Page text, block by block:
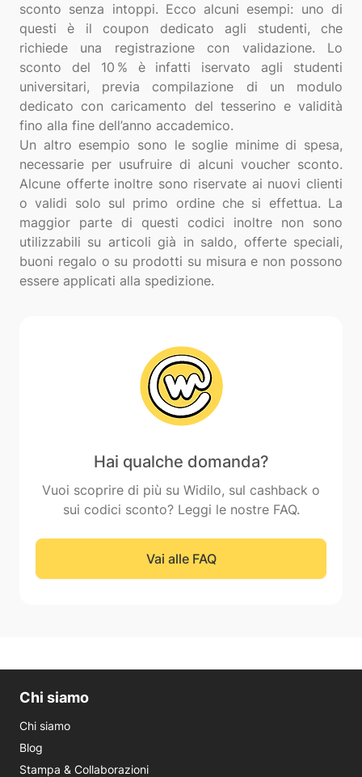
sconto senza intoppi. Ecco alcuni esempi: uno di
questi è il coupon dedicato agli studenti, che
richiede una registrazione con validazione. Lo
sconto del 10 % è infatti iservato agli studenti
universitari, previa compilazione di un modulo
dedicato con caricamento del tesserino e validità
fino alla fine dell’anno accademico.
Un altro esempio sono le soglie minime di spesa,
necessarie per usufruire di alcuni voucher sconto.
Alcune offerte inoltre sono riservate ai nuovi clienti
o validi solo sul primo ordine che si effettua. La
maggior parte di questi codici inoltre non sono
utilizzabili su articoli già in saldo, offerte speciali,
buoni regalo o su prodotti su misura e non possono
Hai qualche domanda?
Vuoi scoprire di più su Widilo, sul cashback o
sui codici sconto? Leggi le nostre FAQ.
Vai alle FAQ
Chi siamo
Chi siamo
Blog
Stampa & Collaborazioni